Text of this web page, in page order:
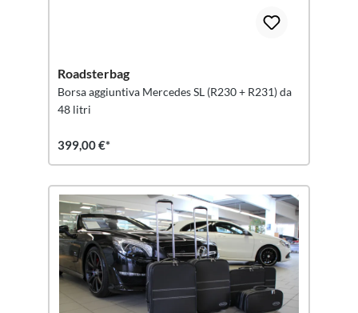
Roadsterbag
Borsa aggiuntiva Mercedes SL (R230 + R231) da
48 litri
399,00 €*